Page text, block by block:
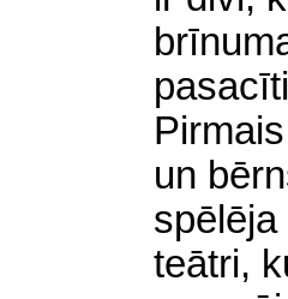
un
teātri,